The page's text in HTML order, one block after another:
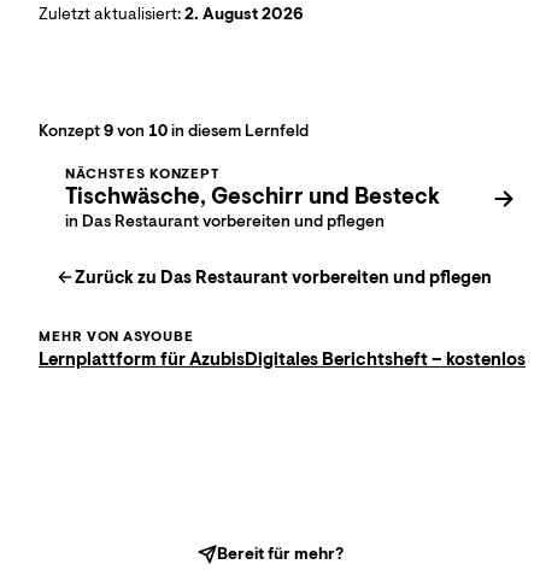
Zuletzt aktualisiert:2. August 2026
Konzept9von 10in diesem Lernfeld
NÄCHSTES KONZEPT
Tischwäsche, Geschirr und Besteck
in Das Restaurant vorbereiten und pflegen
Zurück zu Das Restaurant vorbereiten und pflegen
MEHR VON ASYOUBE
Lernplattform für AzubisDigitales Berichtsheft – kostenlos
Bereit für mehr?